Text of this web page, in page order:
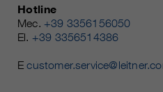
Hotline
Mec. +39 3356156050
El. +39 3356514386
E